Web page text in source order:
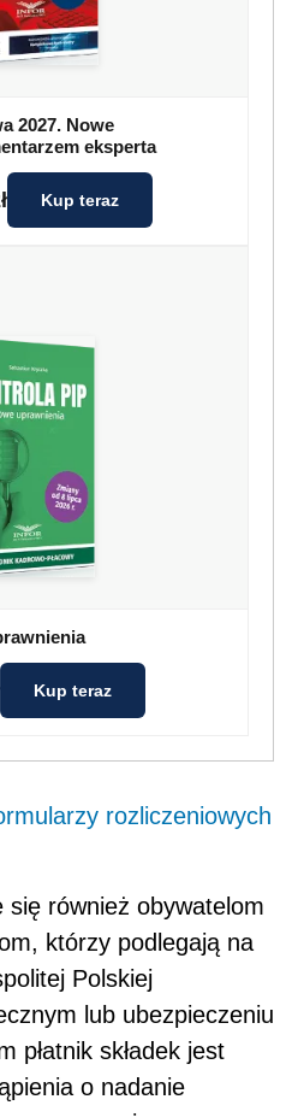
2027. Nowe
eksperta
Kup teraz
Kup teraz
rozliczeniowych
się również obywatelom
którzy podlegają na
Polskiej
lub ubezpieczeniu
płatnik składek jest
o nadanie